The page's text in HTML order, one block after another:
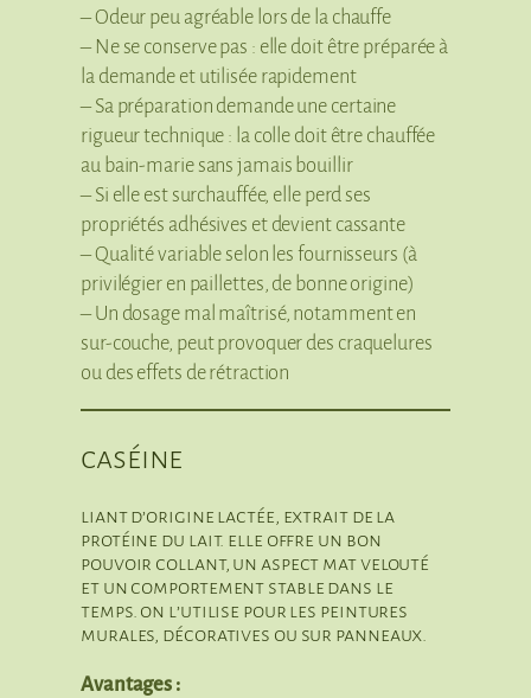
– Odeur peu agréable lors de la chauffe
– Ne se conserve pas : elle doit être préparée à
la demande et utilisée rapidement
– Sa préparation demande une certaine
rigueur technique : la colle doit être chauffée
au bain-marie sans jamais bouillir
– Si elle est surchauffée, elle perd ses
propriétés adhésives et devient cassante
– Qualité variable selon les fournisseurs (à
privilégier en paillettes, de bonne origine)
– Un dosage mal maîtrisé, notamment en
sur-couche, peut provoquer des craquelures
ou des effets de rétraction
caséine
liant d’origine lactée, extrait de la
protéine du lait. elle offre un bon
pouvoir collant, un aspect mat velouté
et un comportement stable dans le
temps. on l’utilise pour les peintures
murales, décoratives ou sur panneaux.
Avantages :